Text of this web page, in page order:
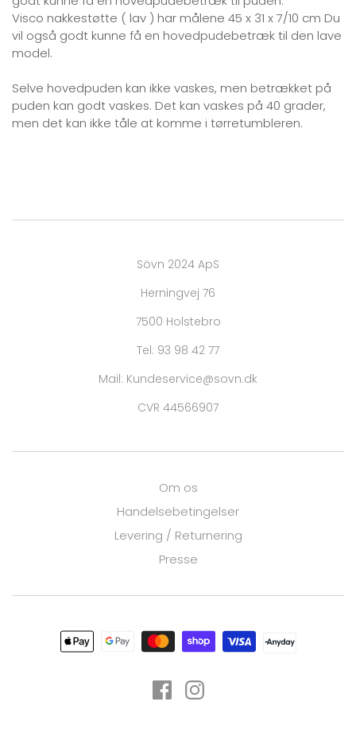
Visco nakkestøtte ( lav ) har målene 45 x 31 x 7/10 cm Du
vil også godt kunne få en hovedpudebetræk til den lave
model.
Selve hovedpuden kan ikke vaskes, men betrækket på
puden kan godt vaskes. Det kan vaskes på 40 grader,
men det kan ikke tåle at komme i tørretumbleren.
Sövn 2024 ApS
Herningvej 76
7500 Holstebro
Tel: 93 98 42 77
Mail: Kundeservice@sovn.dk
CVR 44566907
Om os
Handelsebetingelser
Levering / Returnering
Presse